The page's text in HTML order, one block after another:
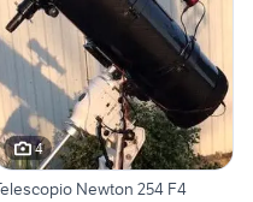
4
Newton 254 F4